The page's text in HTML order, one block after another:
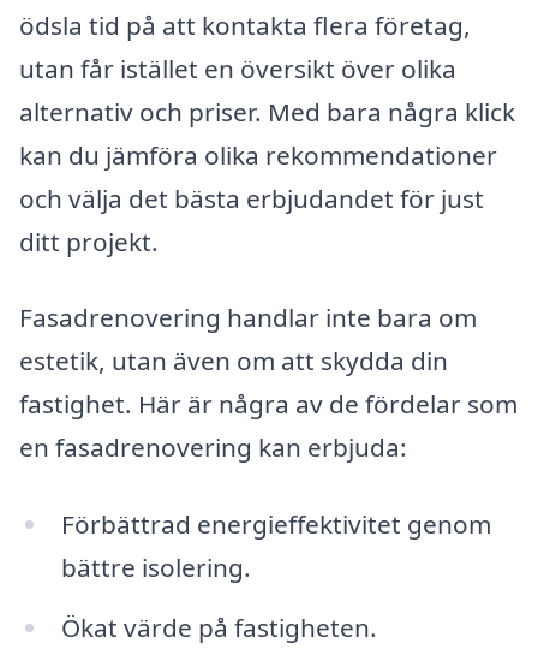
ödsla tid på att kontakta flera företag,
utan får istället en översikt över olika
alternativ och priser. Med bara några klick
kan du jämföra olika rekommendationer
och välja det bästa erbjudandet för just
ditt projekt.
Fasadrenovering handlar inte bara om
estetik, utan även om att skydda din
fastighet. Här är några av de fördelar som
en fasadrenovering kan erbjuda:
Förbättrad energieffektivitet genom
bättre isolering.
Ökat värde på fastigheten.